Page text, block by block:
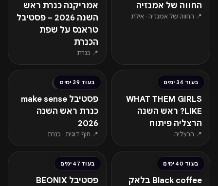
החווה של אמנזיה
📍 החווה של אמנזיה · אילת
אמריקנה כנרת ראש
השנה 2026 – פסטיבל
טראנס על שפת
הכנרת
📍 כנרת
בעוד 34 ימים
שבת · 12.09
WHAT THEM GIRLS
LIKE? ראש השנה
הרצליה פיתוח
📍 הרצליה
בעוד 39 ימים
חמישי · 17.09
פסטיבל make sense
כנרת ראש השנה
2026
📍 חוף דוגית · כנרת
בעוד 40 ימים
שישי · 18.09
Black coffee בלאק
בעוד 47 ימים
החל מ-€85
שישי · 25.09
פסטיבל BEONIX